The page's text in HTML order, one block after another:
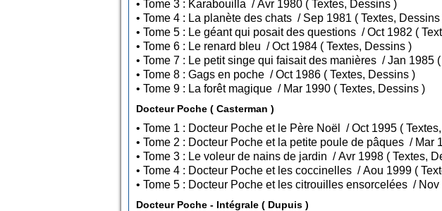
• Tome 3 : Karabouilla / Avr 1980 ( Textes, Dessins )
• Tome 4 : La planète des chats / Sep 1981 ( Textes,
• Tome 5 : Le
• Tome 6 : Le renard bleu / Oct 1984 ( Textes, Dessins )
• Tome 8 : Gags en poche / Oct 1986 ( Textes, Dessins )
• Tome 9 : La forêt magique / Mar 1990 ( Textes, Dessins )
Docteur Poche ( Casterman )
• Tome 1 : Docteur Poche
• Tome 3 : Le voleur de nains de
• Tome 4 :
Docteur Poche - Intégrale ( Dupuis )